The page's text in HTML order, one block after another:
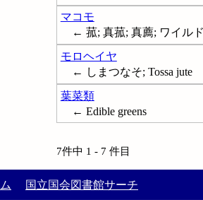
マコモ
← 菰; 真菰; 真薦; ワイル
モロヘイヤ
← しまつなそ; Tossa jute
葉菜類
← Edible greens
7件中 1 - 7 件目
国立国会図書館サーチ